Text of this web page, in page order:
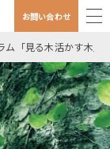
お問い合わせ
ム「見る木活かす木」